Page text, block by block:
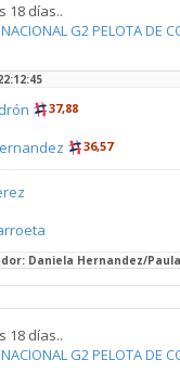
18 días..
G2 PELOTA DE
37,88
36,57
Daniela Hernandez/Paula
18 días..
G2 PELOTA DE